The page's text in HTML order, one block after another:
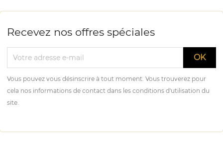
Recevez nos offres spéciales
Vous pouvez vous désinscrire à tout moment. Vous trouverez pour
cela nos informations de contact dans les conditions d'utilisation du
site.